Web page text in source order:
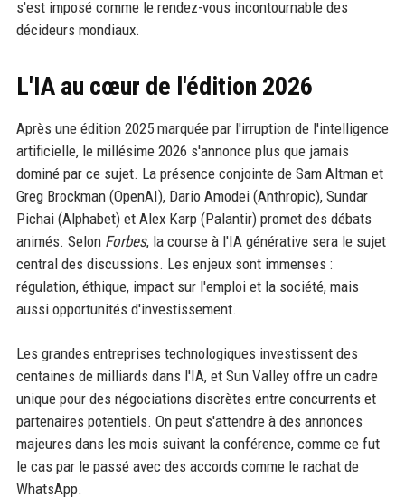
s'est imposé comme le rendez-vous incontournable des
décideurs mondiaux.
L'IA au cœur de l'édition 2026
Après une édition 2025 marquée par l'irruption de l'intelligence
artificielle, le millésime 2026 s'annonce plus que jamais
dominé par ce sujet. La présence conjointe de Sam Altman et
Greg Brockman (OpenAI), Dario Amodei (Anthropic), Sundar
Pichai (Alphabet) et Alex Karp (Palantir) promet des débats
animés. Selon Forbes, la course à l'IA générative sera le sujet
central des discussions. Les enjeux sont immenses :
régulation, éthique, impact sur l'emploi et la société, mais
aussi opportunités d'investissement.
Les grandes entreprises technologiques investissent des
centaines de milliards dans l'IA, et Sun Valley offre un cadre
unique pour des négociations discrètes entre concurrents et
partenaires potentiels. On peut s'attendre à des annonces
majeures dans les mois suivant la conférence, comme ce fut
le cas par le passé avec des accords comme le rachat de
WhatsApp.